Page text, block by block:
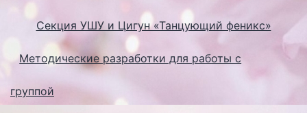
Секция УШУ и Цигун «Танцующий феникс»
Методические разработки для работы с
группой